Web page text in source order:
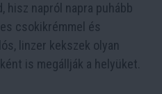
napról napra puhább
csokikrémmel és
linzer kekszek olyan
is megállják a helyüket.